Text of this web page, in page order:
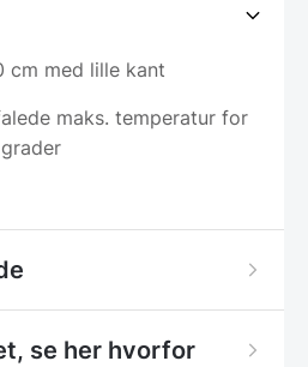
cm med lille kant
maks. temperatur for
se her hvorfor